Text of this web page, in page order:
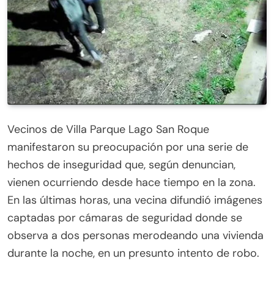
Vecinos de Villa Parque Lago San Roque
manifestaron su preocupación por una serie de
hechos de inseguridad que, según denuncian,
vienen ocurriendo desde hace tiempo en la zona.
En las últimas horas, una vecina difundió imágenes
captadas por cámaras de seguridad donde se
observa a dos personas merodeando una vivienda
durante la noche, en un presunto intento de robo.